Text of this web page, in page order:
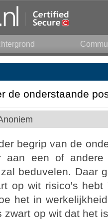
de onderstaande
begrip van de
een of andere
beduvelen. Daar
op wit risico's hebt
het in
zwart op wit dat het